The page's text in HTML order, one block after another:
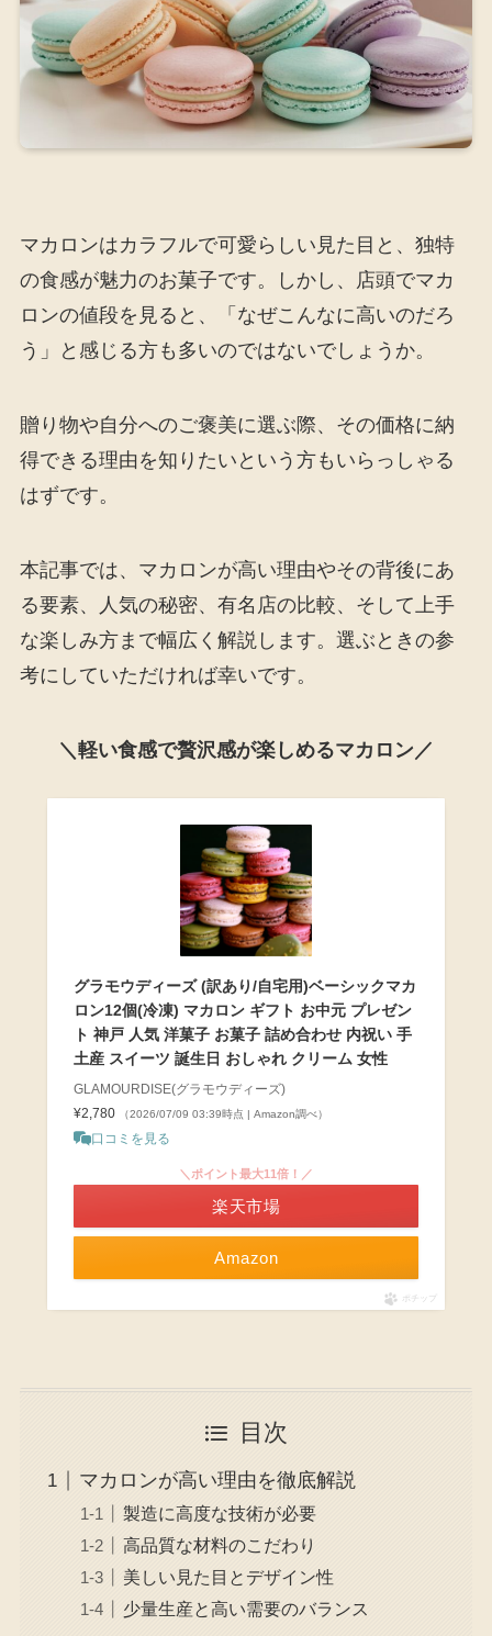
マカロンはカラフルで可愛らしい見た目と、独特
の食感が魅力のお菓子です。しかし、店頭でマカ
ロンの値段を見ると、「なぜこんなに高いのだろ
う」と感じる方も多いのではないでしょうか。
贈り物や自分へのご褒美に選ぶ際、その価格に納
得できる理由を知りたいという方もいらっしゃる
はずです。
本記事では、マカロンが高い理由やその背後にあ
る要素、人気の秘密、有名店の比較、そして上手
な楽しみ方まで幅広く解説します。選ぶときの参
考にしていただければ幸いです。
＼軽い食感で贅沢感が楽しめるマカロン／
グラモウディーズ (訳あり/自宅用)ベーシックマカ
ロン12個(冷凍) マカロン ギフト お中元 プレゼン
ト 神戸 人気 洋菓子 お菓子 詰め合わせ 内祝い 手
土産 スイーツ 誕生日 おしゃれ クリーム 女性
GLAMOURDISE(グラモウディーズ)
¥2,780
（2026/07/09 03:39時点 | Amazon調べ）
口コミを見る
Amazon
＼ポイント最大11倍！／
楽天市場
ポチップ
目次
マカロンが高い理由を徹底解説
製造に高度な技術が必要
高品質な材料のこだわり
美しい見た目とデザイン性
少量生産と高い需要のバランス